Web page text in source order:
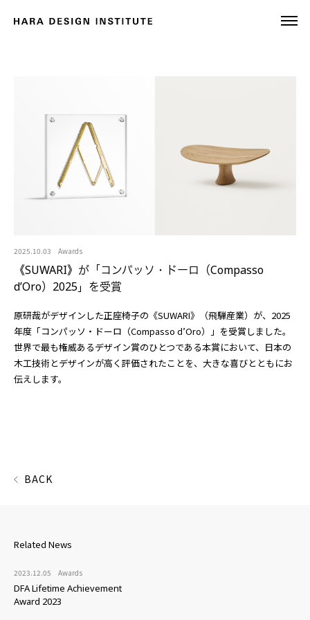
2025.10.03 Awards
《SUWARI》が「コンパッソ・ドーロ（Compasso
d’Oro）2025」を受賞
原研哉がデザインした正座椅子の《SUWARI》（飛騨産業）が、2025
年度「コンパッソ・ドーロ（Compasso d’Oro）」を受賞しました。
世界で最も権威あるデザイン賞のひとつである本賞において、日本の
木工技術とデザインが高く評価されたことを、大きな喜びとともにお
伝えします。
BACK
Related News
2023.12.05 Awards
DFA Lifetime Achievement
Award 2023